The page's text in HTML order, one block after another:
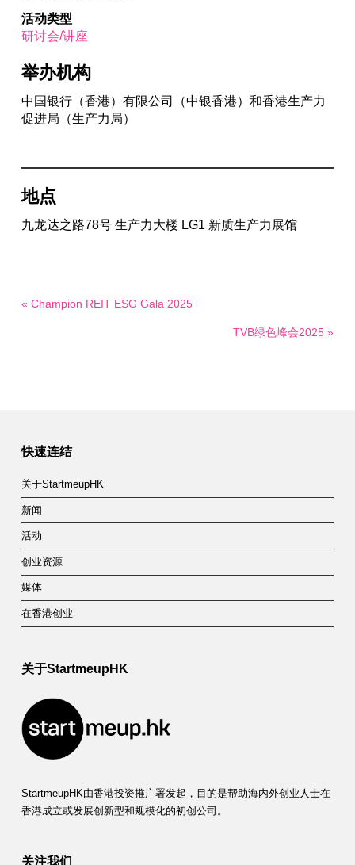
活动类型
研讨会/讲座
举办机构
中国银行（香港）有限公司（中银香港）和香港生产力
促进局（生产力局）
地点
九龙达之路78号 生产力大楼 LG1 新质生产力展馆
« Champion REIT ESG Gala 2025
TVB绿色峰会2025 »
快速连结
关于StartmeupHK
新闻
活动
创业资源
媒体
在香港创业
关于StartmeupHK
StartmeupHK由香港投资推广署发起，目的是帮助海内外创业人士在
香港成立或发展创新型和规模化的初创公司。
关注我们